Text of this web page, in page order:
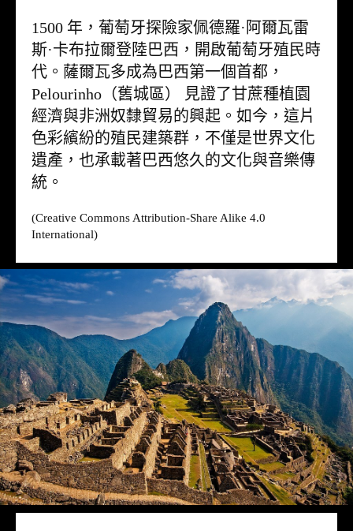
1500 年，葡萄牙探險家佩德羅·阿爾瓦雷
斯·卡布拉爾登陸巴西，開啟葡萄牙殖民時
代。薩爾瓦多成為巴西第一個首都，
Pelourinho（舊城區） 見證了甘蔗種植園
經濟與非洲奴隸貿易的興起。如今，這片
色彩繽紛的殖民建築群，不僅是世界文化
遺產，也承載著巴西悠久的文化與音樂傳
統。
(Creative Commons Attribution-Share Alike 4.0
International)